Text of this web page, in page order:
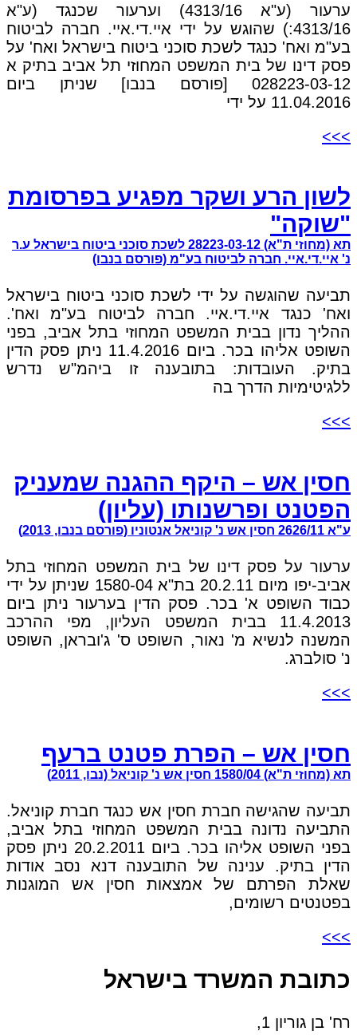
ערעור (ע"א 4313/16) וערעור שכנגד (ע"א
4313/16:) שהוגש על ידי איי.די.איי. חברה לביטוח
בע"מ ואח' כנגד לשכת סוכני ביטוח בישראל ואח' על
פסק דינו של בית המשפט המחוזי תל אביב בתיק א
028223-03-12 [פורסם בנבו] שניתן ביום
11.04.2016 על ידי
>>>
לשון הרע ושקר מפגיע בפרסומת
"שוקה"
תא (מחוזי ת"א) 28223-03-12 לשכת סוכני ביטוח בישראל ע.ר
נ' איי.די.איי. חברה לביטוח בע"מ (פורסם בנבו)
תביעה שהוגשה על ידי לשכת סוכני ביטוח בישראל
ואח' כנגד איי.די.איי. חברה לביטוח בע"מ ואח'.
ההליך נדון בבית המשפט המחוזי בתל אביב, בפני
השופט אליהו בכר. ביום 11.4.2016 ניתן פסק הדין
בתיק. העובדות: בתובענה זו ביהמ"ש נדרש
ללגיטימיות הדרך בה
>>>
חסין אש – היקף ההגנה שמעניק
הפטנט ופרשנותו (עליון)
ע"א 2626/11 חסין אש נ' קוניאל אנטוניו (פורסם בנבו, 2013)
ערעור על פסק דינו של בית המשפט המחוזי בתל
אביב-יפו מיום 20.2.11 בת"א 1580-04 שניתן על ידי
כבוד השופט א' בכר. פסק הדין בערעור ניתן ביום
11.4.2013 בבית המשפט העליון, מפי ההרכב
המשנה לנשיא מ' נאור, השופט ס' ג'ובראן, השופט
נ' סולברג.
>>>
חסין אש – הפרת פטנט ברעף
תא (מחוזי ת"א) 1580/04 חסין אש נ' קוניאל (נבו, 2011)
תביעה שהגישה חברת חסין אש כנגד חברת קוניאל.
התביעה נדונה בבית המשפט המחוזי בתל אביב,
בפני השופט אליהו בכר. ביום 20.2.2011 ניתן פסק
הדין בתיק. ענינה של התובענה דנא נסב אודות
שאלת הפרתם של אמצאות חסין אש המוגנות
בפטנטים רשומים,
>>>
כתובת המשרד בישראל
רח' בן גוריון 1,